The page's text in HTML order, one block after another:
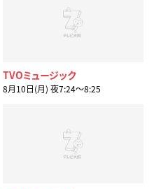
TVOミュージック
8月10日(月) 夜7:24〜8:25